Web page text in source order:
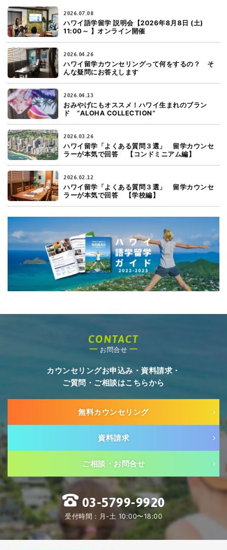
2026.07.08
ハワイ語学留学 説明会【2026年8月8日 (土)
11:00～ 】オンライン開催
2026.04.26
ハワイ留学カウンセリングって何をするの？ そ
んな疑問にお答えします
2026.04.13
おみやげにもオススメ！ハワイ生まれのブラン
ド ”ALOHA COLLECTION”
2026.03.26
ハワイ留学「よくある質問３選」 留学カウンセ
ラーが本気で回答 【コンドミニアム編】
2026.02.12
ハワイ留学「よくある質問３選」 留学カウンセ
ラーが本気で回答 【学校編】
CONTACT
お問合せ
カウンセリングお申込み・資料請求・
ご質問・ご相談はこちらから
無料カウンセリング
資料請求
ご相談・お問合せ
03-5799-9920
受付時間 : 月-土 10:00〜18:00